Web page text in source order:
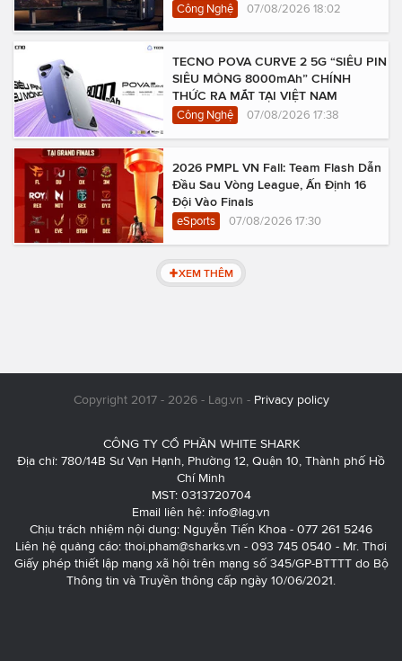
Công Nghệ 07/08/2026 18:02
TECNO POVA CURVE 2 5G “SIÊU PIN
SIÊU MỎNG 8000mAh” CHÍNH
THỨC RA MẮT TẠI VIỆT NAM
Công Nghệ 07/08/2026 17:38
2026 PMPL VN Fall: Team Flash Dẫn
Đầu Sau Vòng League, Ấn Định 16
Đội Vào Finals
eSports 07/08/2026 17:30
XEM THÊM
Copyright 2017 - 2026 - Lag.vn - Privacy policy
CÔNG TY CỔ PHẦN WHITE SHARK
Địa chỉ: 780/14B Sư Vạn Hạnh, Phường 12, Quận 10, Thành phố Hồ
Chí Minh
MST: 0313720704
Email liên hệ: info@lag.vn
Chịu trách nhiệm nội dung: Nguyễn Tiến Khoa - 077 261 5246
Liên hệ quảng cáo: thoi.pham@sharks.vn - 093 745 0540 - Mr. Thơi
Giấy phép thiết lập mạng xã hội trên mạng số 345/GP-BTTTT do Bộ
Thông tin và Truyền thông cấp ngày 10/06/2021.